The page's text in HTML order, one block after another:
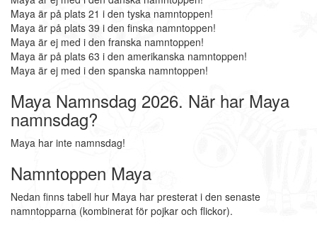
Maya är på plats 21 i den tyska namntoppen!
Maya är på plats 39 i den finska namntoppen!
Maya är ej med i den franska namntoppen!
Maya är på plats 63 i den amerikanska namntoppen!
Maya är ej med i den spanska namntoppen!
Maya Namnsdag 2026. När har Maya
namnsdag?
Maya har inte namnsdag!
Namntoppen Maya
Nedan finns tabell hur Maya har presterat i den senaste
namntopparna (kombinerat för pojkar och flickor).